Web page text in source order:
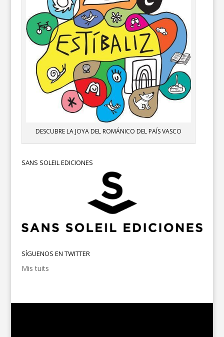
DESCUBRE LA JOYA DEL ROMÁNICO DEL PAÍS VASCO
SANS SOLEIL EDICIONES
SÍGUENOS EN TWITTER
Mis tuits